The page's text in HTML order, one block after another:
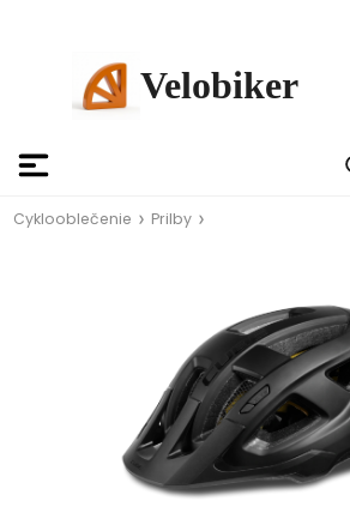
Velobiker
Cyklooblečenie Prilby